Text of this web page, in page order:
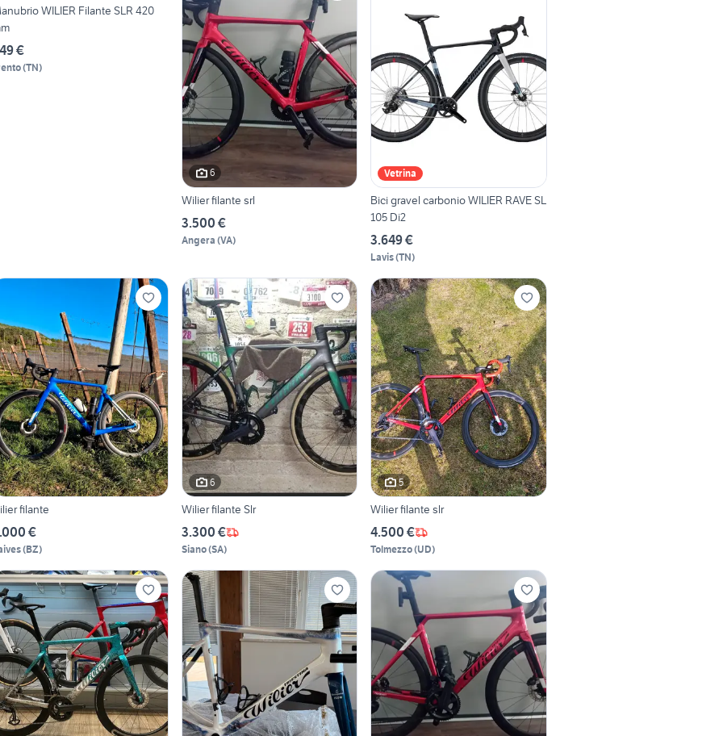
WILIER Filante SLR 420
€
(TN)
6
Wilier filante srl
3.500 €
Angera (VA)
Vetrina
Bici gravel carbonio WILIER RAVE SL
105 Di2
3.649 €
Lavis(TN)
filante
€
(BZ)
6
Wilier filante Slr
3.300 €
Siano(SA)
5
Wilier filante slr
4.500 €
Tolmezzo(UD)